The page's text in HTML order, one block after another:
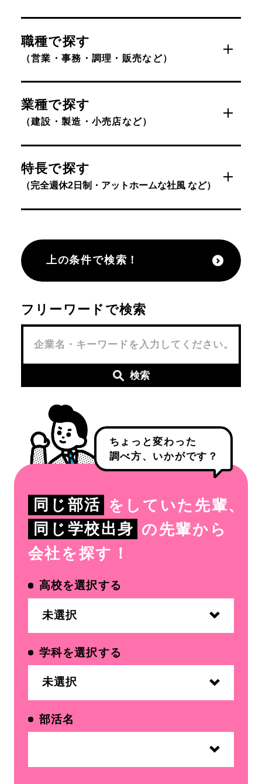
職種で探す
（営業・事務・調理・販売など）
業種で探す
（建設・製造・小売店など）
特長で探す
（完全週休2日制・アットホームな社風 など）
上の条件で検索！
フリーワードで検索
検索
ちょっと変わった
調べ方、いかがです？
同じ部活 をしていた先輩、
同じ学校出身 の先輩から
会社を探す！
高校を選択する
学科を選択する
部活名